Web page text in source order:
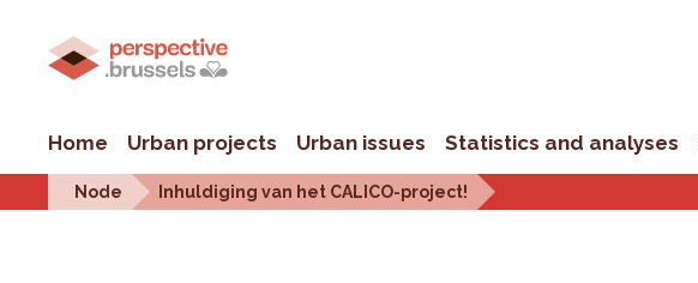
Home Urban projects Urban issues Statistics and analyses
Node Inhuldiging van het CALICO-project!